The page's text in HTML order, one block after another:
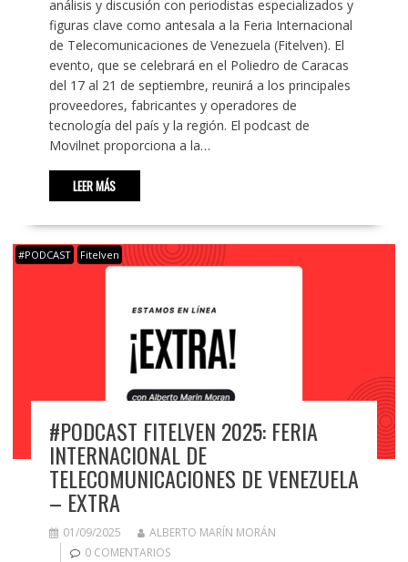
análisis y discusión con periodistas especializados y
figuras clave como antesala a la Feria Internacional
de Telecomunicaciones de Venezuela (Fitelven). El
evento, que se celebrará en el Poliedro de Caracas
del 17 al 21 de septiembre, reunirá a los principales
proveedores, fabricantes y operadores de
tecnología del país y la región. El podcast de
Movilnet proporciona a la…
LEER MÁS
#PODCAST Fitelven
#PODCAST FITELVEN 2025: FERIA
INTERNACIONAL DE
TELECOMUNICACIONES DE VENEZUELA
– EXTRA
01/09/2025
ALBERTO MARÍN MORÁN
0 COMENTARIOS